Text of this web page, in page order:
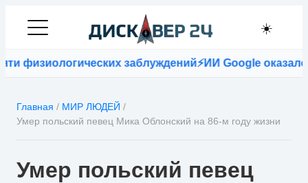
☀️
заблуждений⚡ИИ Google оказался
Главная / МИР ЛЮДЕЙ /
Умер польский певец Мика Облонский на 86-м году жизни
Умер польский певец